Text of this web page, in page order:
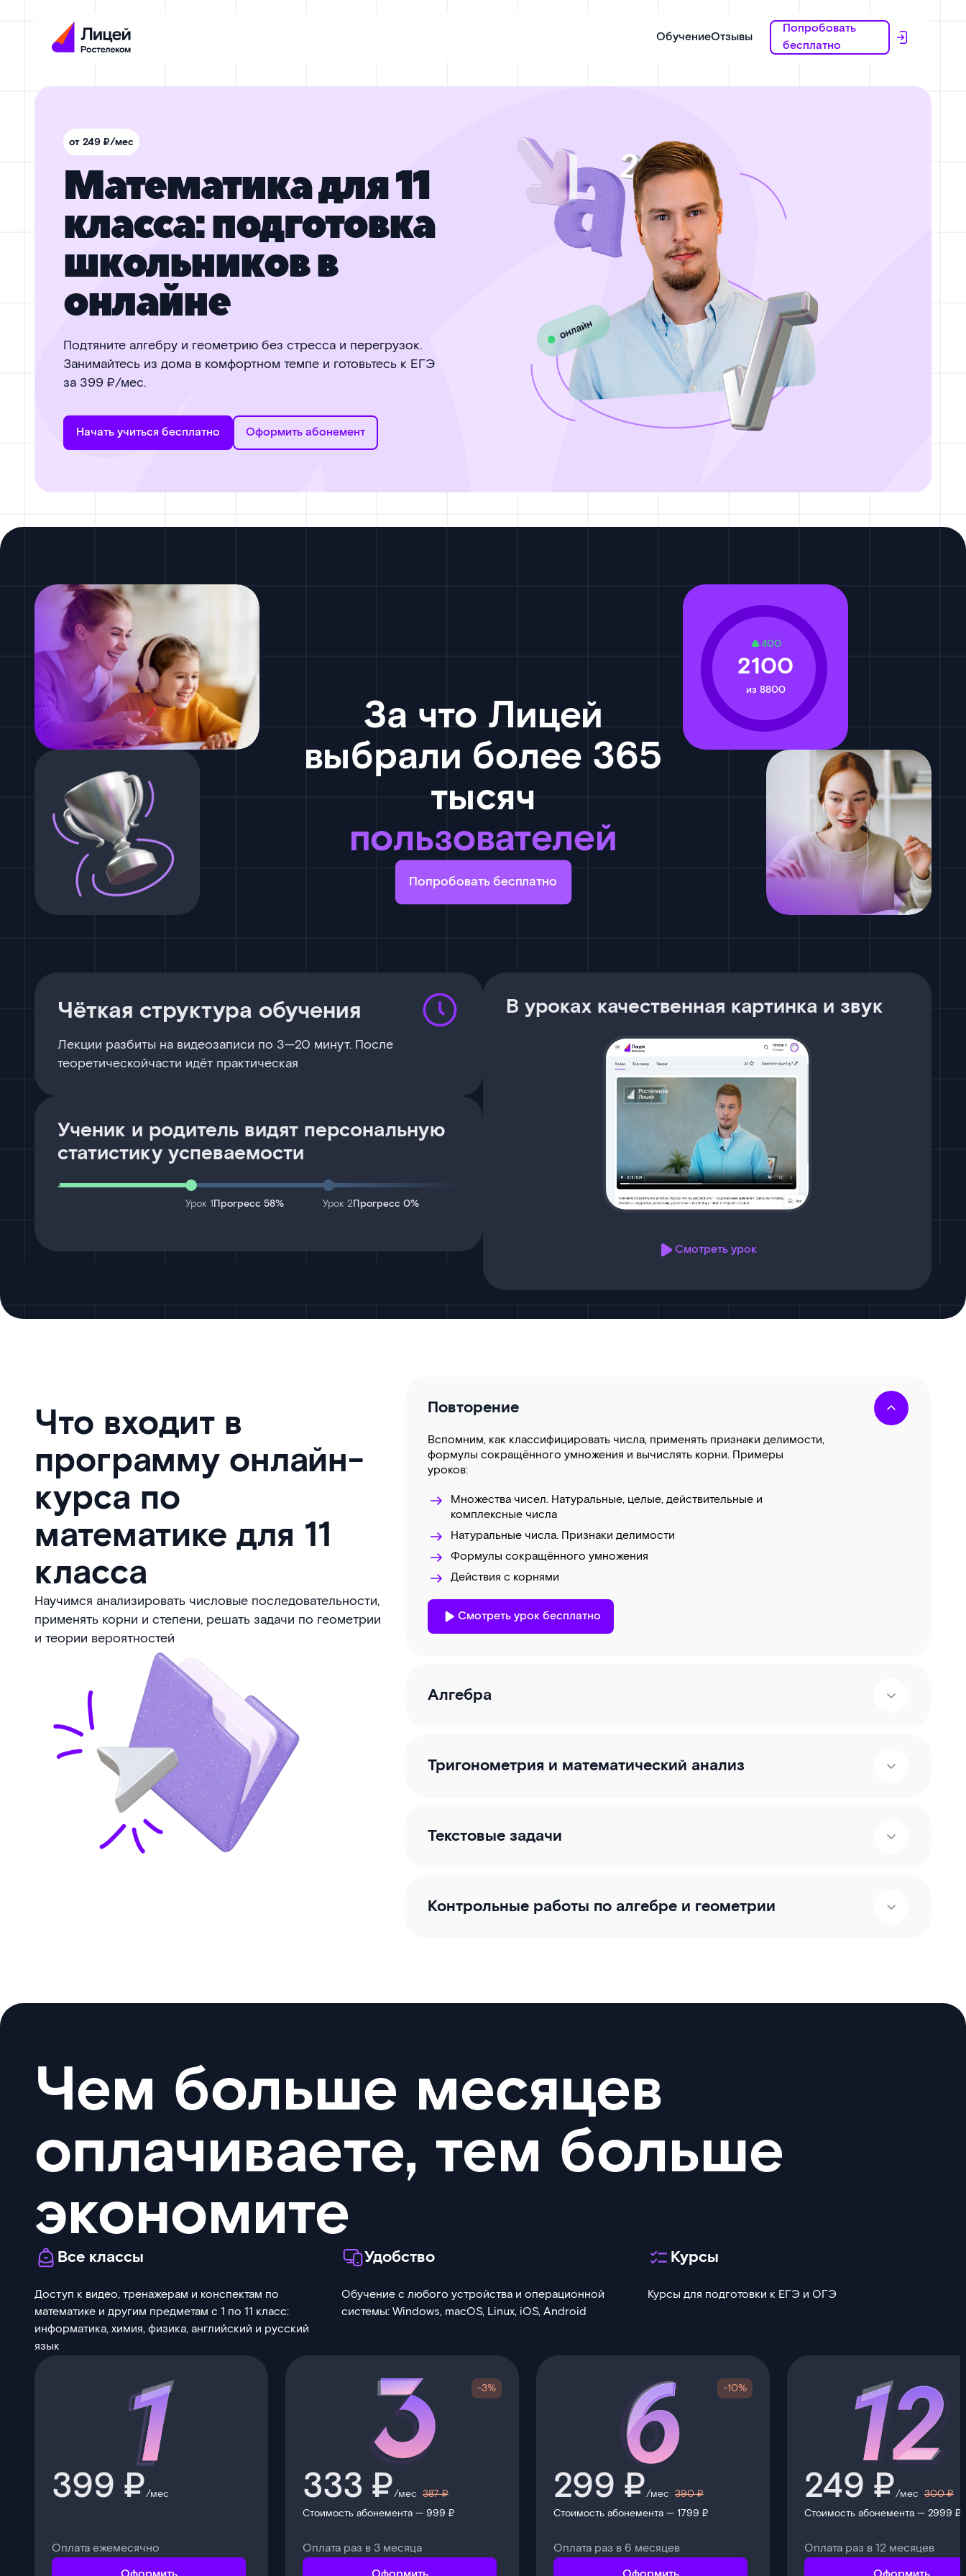
ОбучениеОтзывы
Попробовать
бесплатно
от 249 ₽/мес
Математика для 11
класса: подготовка
школьников в
онлайне
Подтяните алгебру и геометрию без стресса и перегрузок.
Занимайтесь из дома в комфортном темпе и готовьтесь к ЕГЭ
за 399 ₽/мес.
Начать учиться бесплатно Оформить абонемент
За что Лицей
выбрали более 365
тысяч
пользователей
Попробовать бесплатно
400
2100
из 8800
Чёткая структура обучения
Лекции разбиты на видеозаписи по 3—20 минут. После
теоретическойчасти идёт практическая
Ученик и родитель видят персональную
статистику успеваемости
Урок 1Прогресс 58% Урок 2Прогресс 0%
В уроках качественная картинка и звук
Смотреть урок
Что входит в
программу онлайн-
курса по
математике для 11
класса
Научимся анализировать числовые последовательности,
применять корни и степени, решать задачи по геометрии
и теории вероятностей
Повторение
Вспомним, как классифицировать числа, применять признаки делимости,
формулы сокращённого умножения и вычислять корни. Примеры
уроков:
Множества чисел. Натуральные, целые, действительные и
комплексные числа
Натуральные числа. Признаки делимости
Формулы сокращённого умножения
Действия с корнями
Смотреть урок бесплатно
Алгебра
Тригонометрия и математический анализ
Текстовые задачи
Контрольные работы по алгебре и геометрии
Чем больше месяцев
оплачиваете, тем больше
экономите
Все классы
Доступ к видео, тренажерам и конспектам по
математике и другим предметам с 1 по 11 класс:
информатика, химия, физика, английский и русский
язык
Удобство
Обучение с любого устройства и операционной
системы: Windows, macOS, Linux, iOS, Android
Курсы
Курсы для подготовки к ЕГЭ и ОГЭ
399 ₽/мес
Оплата ежемесячно
-3%
333 ₽/мес 387 ₽
Стоимость абонемента — 999 ₽
Оплата раз в 3 месяца
-10%
299 ₽/мес 390 ₽
Стоимость абонемента — 1799 ₽
Оплата раз в 6 месяцев
249 ₽/мес 300 ₽
Стоимость абонемента — 2999 ₽
Оплата раз в 12 месяцев